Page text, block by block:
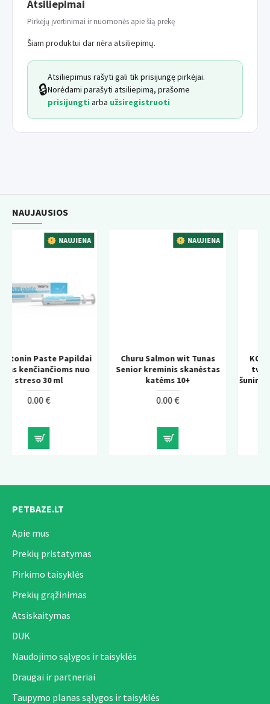
Atsiliepimai
Pirkėjų įvertinimai ir nuomonės apie šią prekę
Šiam produktui dar nėra atsiliepimų.
🔒
Atsiliepimus rašyti gali tik prisijungę pirkėjai.
Norėdami parašyti atsiliepimą, prašome
prisijungti arba užsiregistruoti
NAUJAUSIOS
nuo
Churu Salmon wit Tunas
Senior kreminis skanėstas
KONG Wild Knots
tvirtas pliušinis
šunims su virvės
PETBAZE.LT
Apie mus
Prekių pristatymas
Pirkimo taisyklės
Prekių grąžinimas
Atsiskaitymas
DUK
Naudojimo sąlygos ir taisyklės
Draugai ir partneriai
Taupymo planas sąlygos ir taisyklės